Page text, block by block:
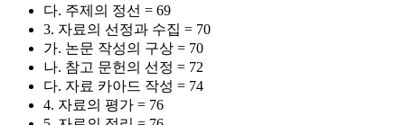
다. 주제의 정선 = 69
3. 자료의 선정과 수집 = 70
가. 논문 작성의 구상 = 70
나. 참고 문헌의 선정 = 72
다. 자료 카아드 작성 = 74
4. 자료의 평가 = 76